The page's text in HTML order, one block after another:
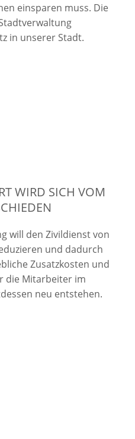
einsparen muss. Die
in unserer Stadt.
WIRD SICH VOM
will den Zivildienst von
und dadurch
Zusatzkosten und
die Mitarbeiter im
neu entstehen.